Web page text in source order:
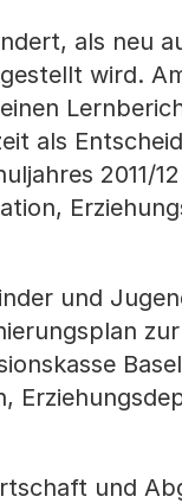
als neu
wird.
als
2011/
und
und